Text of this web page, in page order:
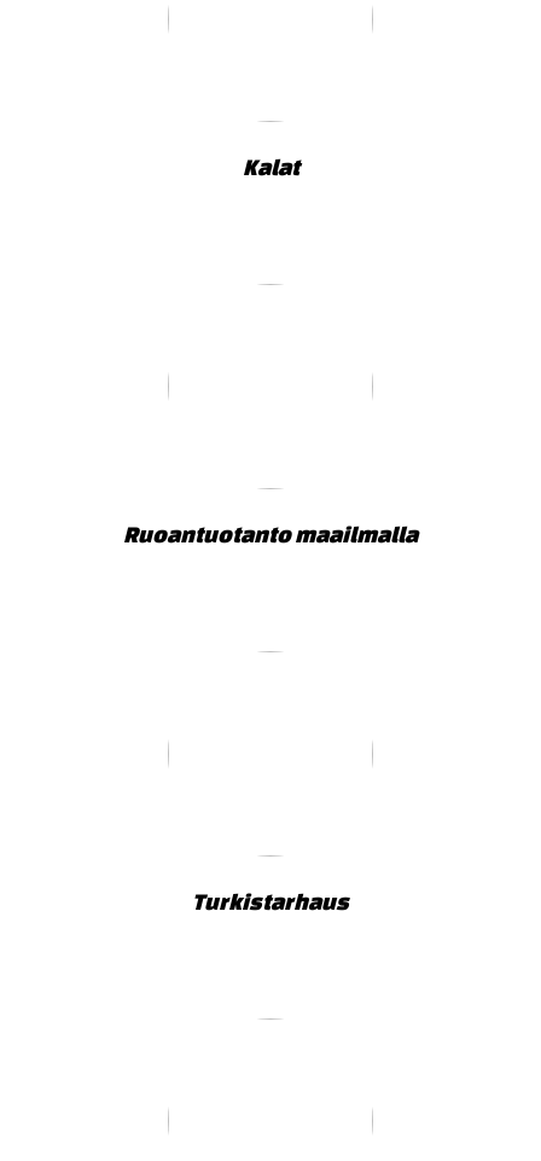
Kalat
Ruoantuotanto maailmalla
Turkistarhaus